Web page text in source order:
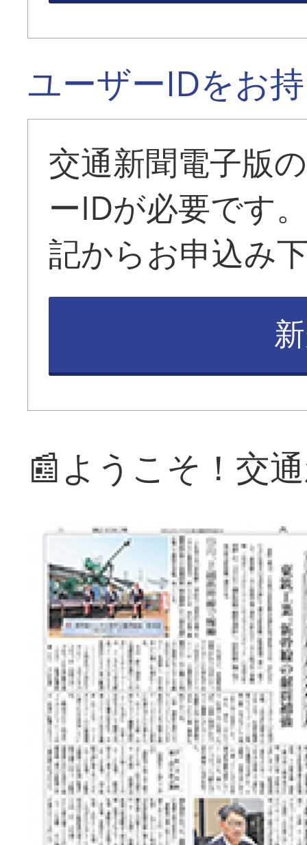
ユーザーIDをお
交通新聞電子版
ーIDが必要です
記からお申込み
📰ようこそ！交